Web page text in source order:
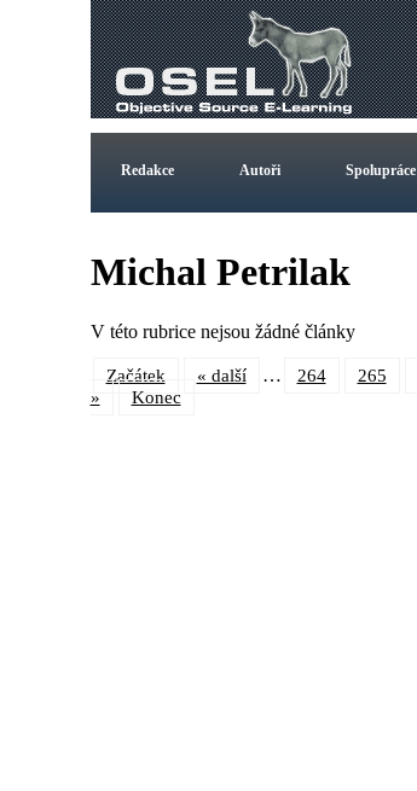
Redakce Autoři Spolupráce
Michal Petrilak
V této rubrice nejsou žádné články
Začátek « další … 264 265
»
Konec